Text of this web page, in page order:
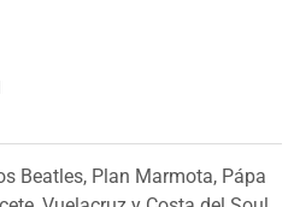
Beatles, Plan Marmota, Pápa